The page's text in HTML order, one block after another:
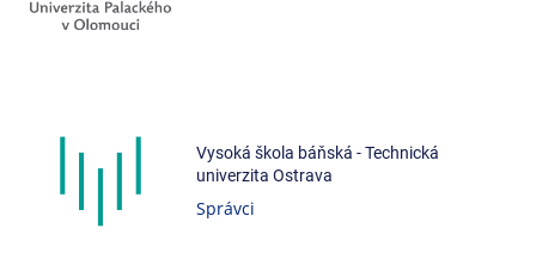
Vysoká škola báňská - Technická
univerzita Ostrava
Správci